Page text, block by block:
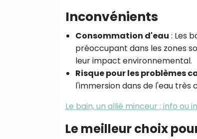
Inconvénients
Consommation d'eau : Les
préoccupant dans les zones
leur impact environnemental.
Risque pour les problèmes
l'immersion dans de l'eau
Le bain, un allié minceur ; info ou
Le meilleur choix